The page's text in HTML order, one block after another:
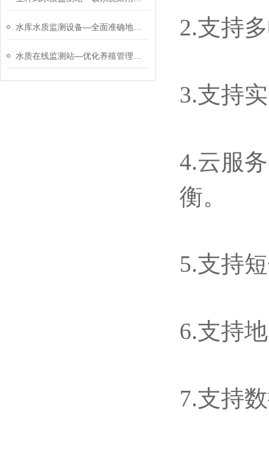
2.支持
3.支持
4.云服
衡。
5.支持
6.支持
7.支持